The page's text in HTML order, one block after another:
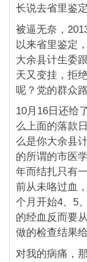
长说去省里鉴
被逼无奈，
以来省里鉴定
大余县计生委
天又变挂，拒
呢？党的群众
10月16日还给
么上面的落款
么是你大余县
的所谓的市医
年而结扎只有
前从未咯过血
个月开始4、5
的经血反而要
做的检查结果
对我的病痛，